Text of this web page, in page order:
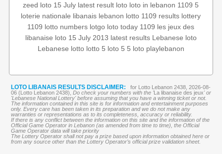
zeed loto 15 July latest result loto loto in lebanon 1109 5
loterie nationale libanais lebanon lotto 1109 results lottery
1109 lotto numbers lotgo loto today 1109 les jeux des
libanaise loto 15 July 2013 latest results Lebanese loto
Lebanese lotto lotto 5 loto 5 5 loto playlebanon
LOTO LIBANAIS RESULTS DISCLAIMER:
for Lotto Lebanon 2438, 2026-08-
06 (Lotto Lebanon 2438), Do check your numbers with the 'La libanaise des jeux' or
'Lebanese National Lottery' before assuming that you have a winning ticket or not.
The information contained in this site is for information and entertainment purposes
only. Every care has been taken in its preparation and we do not make any
warranties or representations as to its completeness, accuracy or reliability.
If there is any conflict between the information on this site and the information of the
Official Game Operator in Lebanon (as amended from time to time), the Official
Game Operator data will take priority
The Lottery Operator shall not pay a prize based upon information obtained here or
from any source other than the Lottery Operator’s official prize validation sheet.